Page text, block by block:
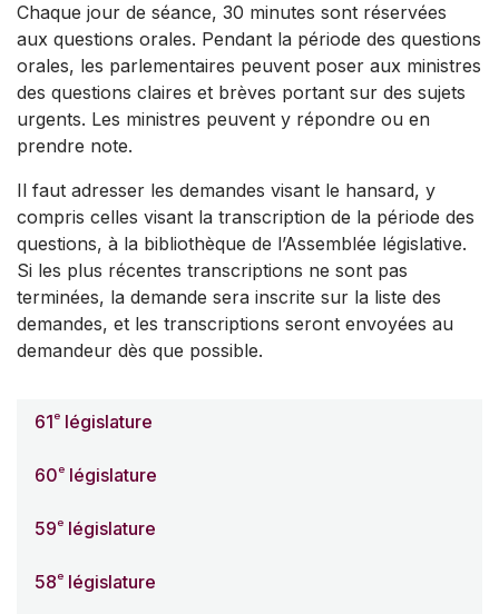
Chaque jour de séance, 30 minutes sont réservées
aux questions orales. Pendant la période des questions
orales, les parlementaires peuvent poser aux ministres
des questions claires et brèves portant sur des sujets
urgents. Les ministres peuvent y répondre ou en
prendre note.
Il faut adresser les demandes visant le hansard, y
compris celles visant la transcription de la période des
questions, à la bibliothèque de l’Assemblée législative.
Si les plus récentes transcriptions ne sont pas
terminées, la demande sera inscrite sur la liste des
demandes, et les transcriptions seront envoyées au
demandeur dès que possible.
61e législature
60e législature
59e législature
58e législature